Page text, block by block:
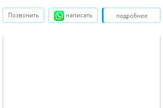
подробнее
Позвонить написать Забронировать